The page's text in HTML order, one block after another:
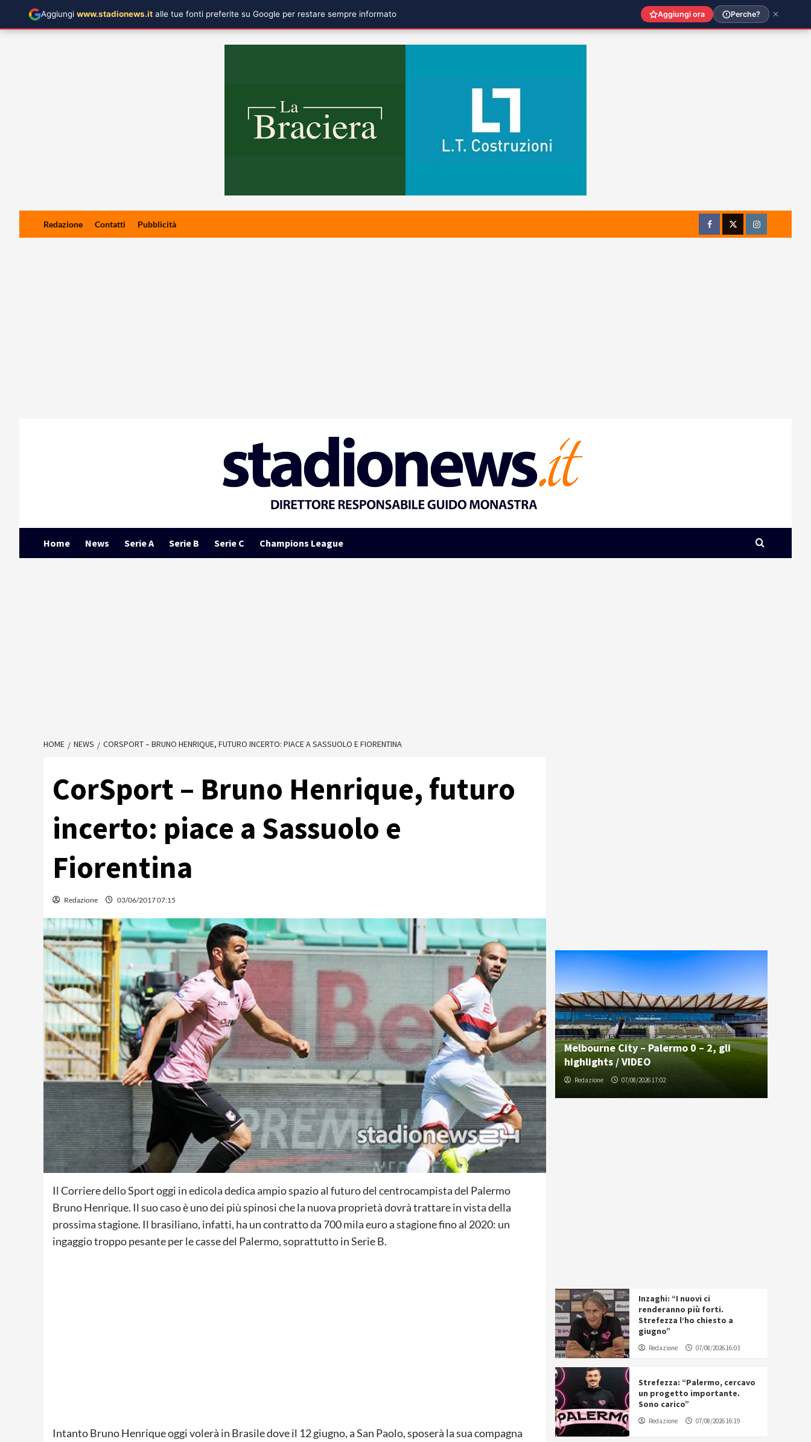
Redazione Contatti Pubblicità
FacebookTwitterInstagram
Home News Serie A Serie B Serie C Champions League
HOME NEWS CORSPORT – BRUNO HENRIQUE, FUTURO INCERTO: PIACE A SASSUOLO E FIORENTINA
CorSport – Bruno Henrique, futuro
incerto: piace a Sassuolo e
Fiorentina
Redazione 03/06/2017 07:15
Il Corriere dello Sport oggi in edicola dedica ampio spazio al futuro del centrocampista del Palermo
Bruno Henrique. Il suo caso è uno dei più spinosi che la nuova proprietà dovrà trattare in vista della
prossima stagione. Il brasiliano, infatti, ha un contratto da 700 mila euro a stagione fino al 2020: un
ingaggio troppo pesante per le casse del Palermo, soprattutto in Serie B.
Intanto Bruno Henrique oggi volerà in Brasile dove il 12 giugno, a San Paolo, sposerà la sua compagna
Melbourne City – Palermo 0 – 2, gli
highlights / VIDEO
Redazione 07/08/2026 17:02
Inzaghi: “I nuovi ci
renderanno più forti.
Strefezza l’ho chiesto a
giugno”
Redazione 07/08/2026 16:03
Strefezza: “Palermo, cercavo
un progetto importante.
Sono carico”
Redazione 07/08/2026 16:19
Aggiungi www.stadionews.it alle tue fonti preferite su Google per restare sempre informato Aggiungi ora Perche?